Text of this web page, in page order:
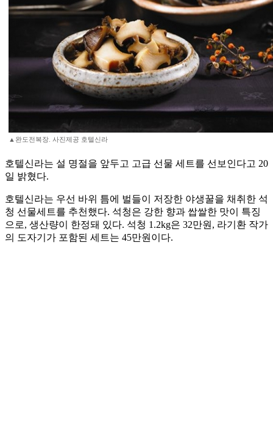
▲완도전복장. 사진제공 호텔신라
호텔신라는 설 명절을 앞두고 고급 선물 세트를 선보인다고 20
일 밝혔다.
호텔신라는 우선 바위 틈에 벌들이 저장한 야생꿀을 채취한 석
청 선물세트를 추천했다. 석청은 강한 향과 쌉쌀한 맛이 특징
으로, 생산량이 한정돼 있다. 석청 1.2kg은 32만원, 라기환 작가
의 도자기가 포함된 세트는 45만원이다.